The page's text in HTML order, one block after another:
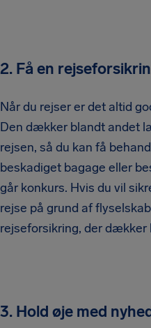
2. Få en
Når du rejser er det altid
Den dækker blandt andet
rejsen, så du kan få
beskadiget bagage eller
går konkurs. Hvis du vil
rejse på grund af
rejseforsikring, der
3. Hold øje med